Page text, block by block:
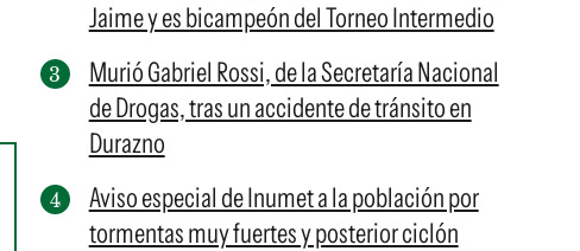
Jaime y es bicampeón del Torneo Intermedio
Murió Gabriel Rossi, de la Secretaría Nacional
de Drogas, tras un accidente de tránsito en
Durazno
Aviso especial de Inumet a la población por
tormentas muy fuertes y posterior ciclón